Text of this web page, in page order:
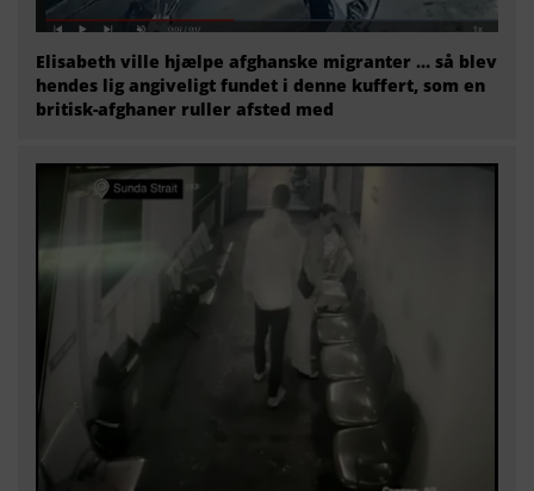
Elisabeth ville hjælpe afghanske migranter … så blev
hendes lig angiveligt fundet i denne kuffert, som en
britisk-afghaner ruller afsted med